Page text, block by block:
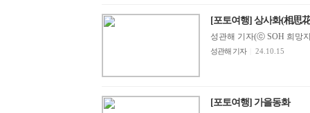
[포토여행] 상사화(相思
성관해 기자(ⓒ SOH 희망
성관해 기자 24.10.15
[포토여행] 가을동화